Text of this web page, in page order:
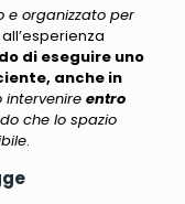
e organizzato per
di eseguire uno
anche in
intervenire entro
che lo spazio
.